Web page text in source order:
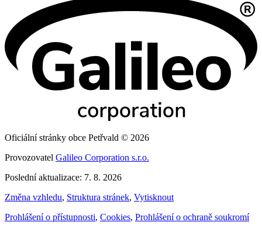
Oficiální stránky obce Petřvald © 2026
Provozovatel Galileo Corporation s.r.o.
Poslední aktualizace: 7. 8. 2026
Změna vzhledu, Struktura stránek, Vytisknout
Prohlášení o přístupnosti, Cookies, Prohlášení o ochraně soukromí